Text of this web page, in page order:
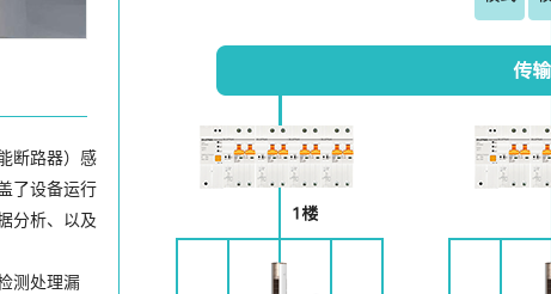
断路器）感
了设备运行
分析、以及
测处理漏